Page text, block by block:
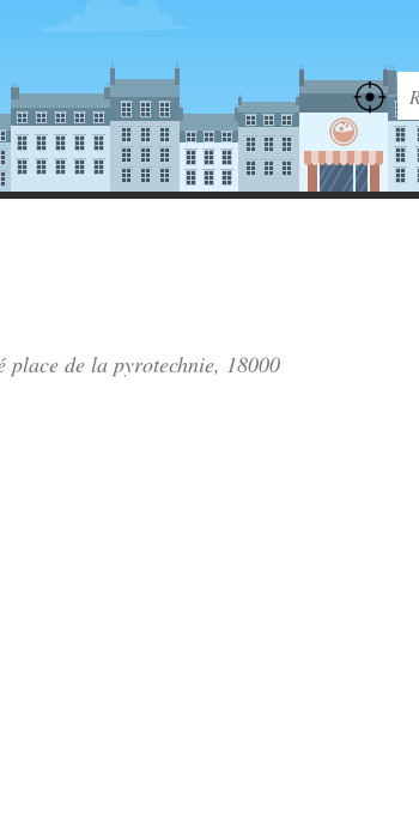
place de la pyrotechnie, 18000